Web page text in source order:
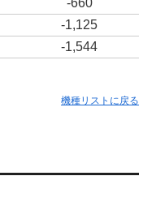
-660
-1,125
-1,544
機種リストに戻る